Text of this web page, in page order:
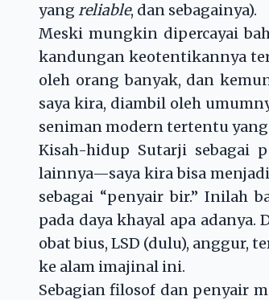
yang reliable, dan sebagainya).
Meski mungkin dipercayai
kandungan keotentikannya
oleh orang banyak, dan
saya kira, diambil oleh
seniman modern tertentu
Kisah-hidup Sutarji sebagai
lainnya—saya kira bisa
sebagai “penyair bir.” Inilah
pada daya khayal apa adanya.
obat bius, LSD (dulu), anggur,
ke alam imajinal ini.
Sebagian filosof dan penyair